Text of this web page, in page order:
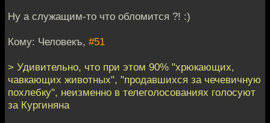
Ну а служащим-то что обломится ?! :)
Кому: Человекъ, #51
> Удивительно, что при этом 90% "хрюкающих,
чавкающих животных", "продавшихся за чечевичную
похлебку", неизменно в телеголосованиях голосуют
за Кургиняна